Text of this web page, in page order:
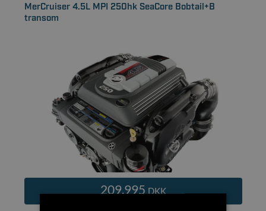
MerCruiser 4.5L MPI 250hk SeaCore Bobtail+B
transom
209.995 DKK